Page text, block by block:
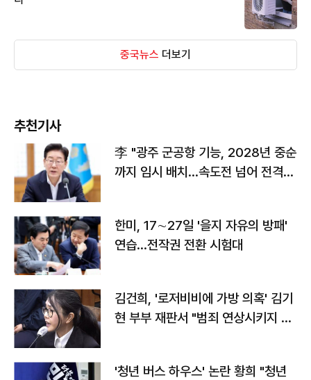
중국뉴스 더보기
추천기사
李 "광주 군공항 기능, 2028년 중순
까지 임시 배치…속도전 넘어 전격
한미, 17∼27일 '을지 자유의 방패'
연습…전작권 전환 시험대
김건희, '로저비비에 가방 의혹' 김기
현 부부 재판서 "범죄 연상시키지 말
'청년 버스 하우스' 논란 황희 "청년